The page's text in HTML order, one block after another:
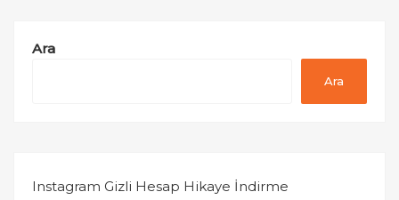
Ara
Ara
Instagram Gizli Hesap Hikaye İndirme